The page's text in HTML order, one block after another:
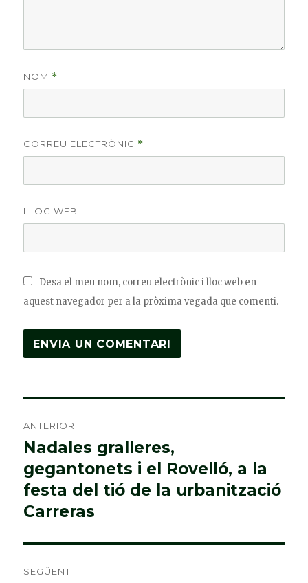
NOM *
CORREU ELECTRÒNIC *
LLOC WEB
Desa el meu nom, correu electrònic i lloc web en
aquest navegador per a la pròxima vegada que comenti.
d'entrades
ANTERIOR
Entrada
anterior:
Nadales gralleres,
gegantonets i el Rovelló, a la
festa del tió de la urbanització
Carreras
SEGÜENT